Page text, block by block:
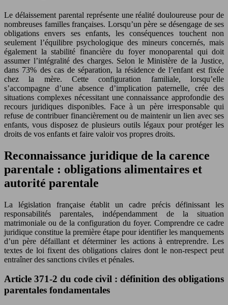
Le délaissement parental représente une réalité douloureuse pour de
nombreuses familles françaises. Lorsqu’un père se désengage de ses
obligations envers ses enfants, les conséquences touchent non
seulement l’équilibre psychologique des mineurs concernés, mais
également la stabilité financière du foyer monoparental qui doit
assumer l’intégralité des charges. Selon le Ministère de la Justice,
dans 73% des cas de séparation, la résidence de l’enfant est fixée
chez la mère. Cette configuration familiale, lorsqu’elle
s’accompagne d’une absence d’implication paternelle, crée des
situations complexes nécessitant une connaissance approfondie des
recours juridiques disponibles. Face à un père irresponsable qui
refuse de contribuer financièrement ou de maintenir un lien avec ses
enfants, vous disposez de plusieurs outils légaux pour protéger les
droits de vos enfants et faire valoir vos propres droits.
Reconnaissance juridique de la carence
parentale : obligations alimentaires et
autorité parentale
La législation française établit un cadre précis définissant les
responsabilités parentales, indépendamment de la situation
matrimoniale ou de la configuration du foyer. Comprendre ce cadre
juridique constitue la première étape pour identifier les manquements
d’un père défaillant et déterminer les actions à entreprendre. Les
textes de loi fixent des obligations claires dont le non-respect peut
entraîner des sanctions civiles et pénales.
Article 371-2 du code civil : définition des obligations
parentales fondamentales